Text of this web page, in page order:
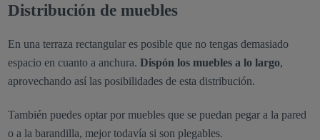
Distribución de muebles
En una terraza rectangular es posible que no tengas demasiado
espacio en cuanto a anchura. Dispón los muebles a lo largo,
aprovechando así las posibilidades de esta distribución.
También puedes optar por muebles que se puedan pegar a la pared
o a la barandilla, mejor todavía si son plegables.